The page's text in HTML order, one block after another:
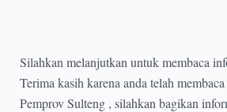
Silahkan melanjutkan untuk membaca
Terima kasih karena anda telah
Pemprov Sulteng , silahkan bagikan